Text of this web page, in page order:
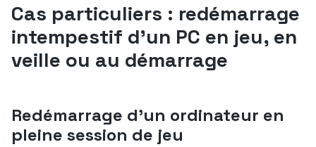
Cas particuliers : redémarrage
intempestif d’un PC en jeu, en
veille ou au démarrage
Redémarrage d’un ordinateur en
pleine session de jeu